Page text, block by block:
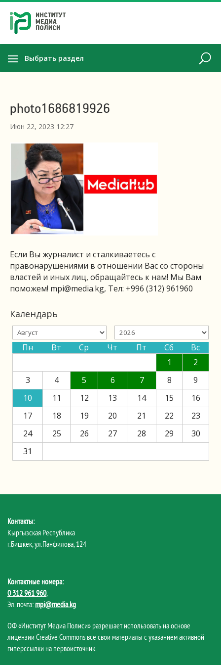
Выбрать раздел
photo1686819926
Июн 22, 2023 12:27
Если Вы журналист и сталкиваетесь с
правонарушениями в отношении Вас со стороны
властей и иных лиц, обращайтесь к нам! Мы Вам
поможем! mpi@media.kg, Тел: +996 (312) 961960
Календарь
Пн Вт Ср Чт Пт Сб
Вс
1
2
3
4 5 6 7 8
9
10
11 12 13 14 15
16
17
18 19 20 21 22
23
24
25 26 27 28 29
30
31
Контакты:
Кыргызская Республика
г.Бишкек, ул.Панфилова, 124
Контактные номера:
0 312 961 960,
Эл. почта: mpi@media.kg
ОФ «Институт Медиа Полиси» разрешает использовать на основе
лицензии Creative Commons все свои материалы с указанием активной
гиперссылки на первоисточник.